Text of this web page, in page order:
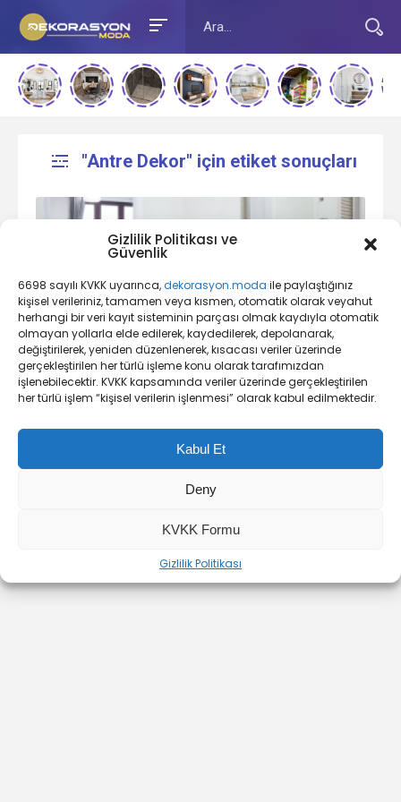
Gizlilik Politikası ve
Güvenlik
6698 sayılı KVKK uyarınca,dekorasyon.moda ile paylaştığınız
kişisel verileriniz, tamamen veya kısmen, otomatik olarak veyahut
herhangi bir veri kayıt sisteminin parçası olmak kaydıyla otomatik
olmayan yollarla elde edilerek, kaydedilerek, depolanarak,
değiştirilerek, yeniden düzenlenerek, kısacası veriler üzerinde
gerçekleştirilen her türlü işleme konu olarak tarafımızdan
işlenebilecektir. KVKK kapsamında veriler üzerinde gerçekleştirilen
her türlü işlem “kişisel verilerin işlenmesi” olarak kabul edilmektedir.
Kabul Et
Deny
KVKK Formu
Gizlilik Politikası
"Antre Dekor" için etiket sonuçları
Antre Dekorasyonu Nedir?
YOUTUBEINSTAGRAM